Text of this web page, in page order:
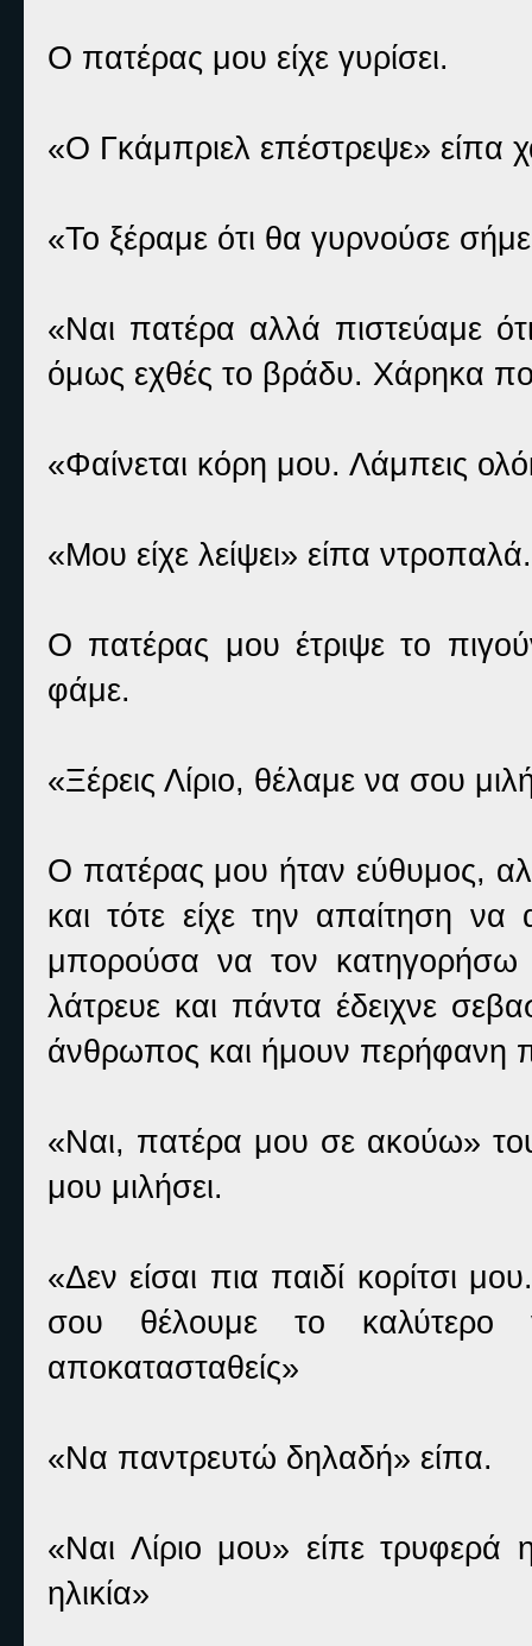
Ο πατέρας μου είχε γυρίσει.
«Ο Γκάμπριελ επέστρεψε» είπα
«Το ξέραμε ότι θα γυρνούσε
«Ναι πατέρα αλλά πιστεύαμε
όμως εχθές το βράδυ. Χάρηκα
«Φαίνεται κόρη μου. Λάμπεις
«Μου είχε λείψει» είπα ντροπαλά.
Ο πατέρας μου έτριψε το
φάμε.
«Ξέρεις Λίριο, θέλαμε να σου
Ο πατέρας μου ήταν εύθυμος,
και τότε είχε την απαίτηση
μπορούσα να τον
λάτρευε και πάντα έδειχνε
άνθρωπος και ήμουν περήφανη
«Ναι, πατέρα μου σε ακούω»
μου μιλήσει.
«Δεν είσαι πια παιδί κορίτσι
σου θέλουμε το καλύτερο
αποκατασταθείς»
«Να παντρευτώ δηλαδή» είπα.
«Ναι Λίριο μου» είπε
ηλικία»